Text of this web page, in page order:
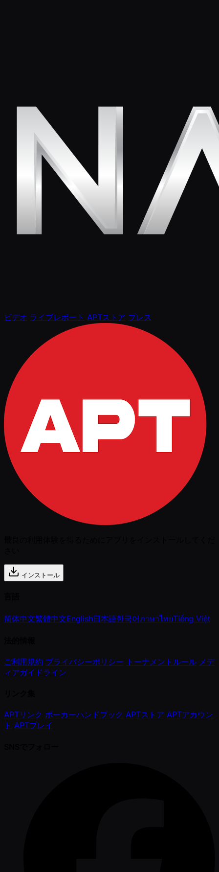
ビデオ ライブレポート APTストア プレス
インストール
简体中文繁體中文English日本語한국어ภาษาไทยTiếng Việt
ご利用規約 プライバシーポリシー トーナメントルール メデ
ィアガイドライン
APTリンク ポーカーハンドブック APTストア APTアカウン
ト APTプレイ